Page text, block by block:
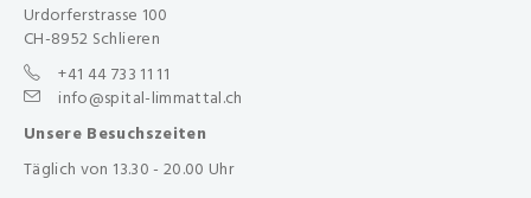
Urdorferstrasse 100
CH-8952 Schlieren
+41 44 733 11 11
info@spital-limmattal.ch
Unsere Besuchszeiten
Täglich von 13.30 - 20.00 Uhr